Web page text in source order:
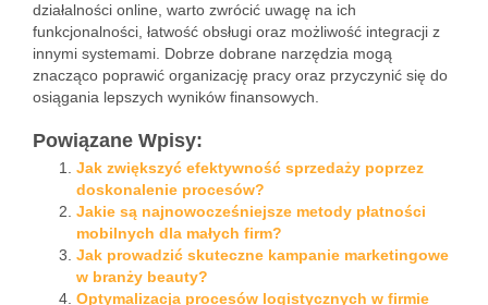
działalności online, warto zwrócić uwagę na ich
funkcjonalności, łatwość obsługi oraz możliwość integracji z
innymi systemami. Dobrze dobrane narzędzia mogą
znacząco poprawić organizację pracy oraz przyczynić się do
osiągania lepszych wyników finansowych.
Powiązane Wpisy:
Jak zwiększyć efektywność sprzedaży poprzez
doskonalenie procesów?
Jakie są najnowocześniejsze metody płatności
mobilnych dla małych firm?
Jak prowadzić skuteczne kampanie marketingowe
w branży beauty?
Optymalizacja procesów logistycznych w firmie